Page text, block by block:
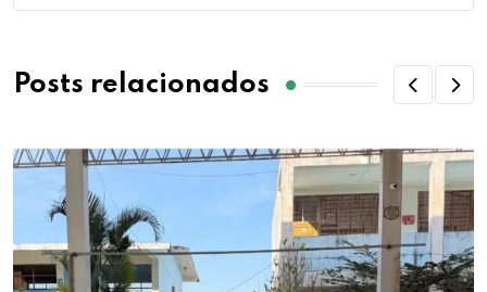
Posts relacionados